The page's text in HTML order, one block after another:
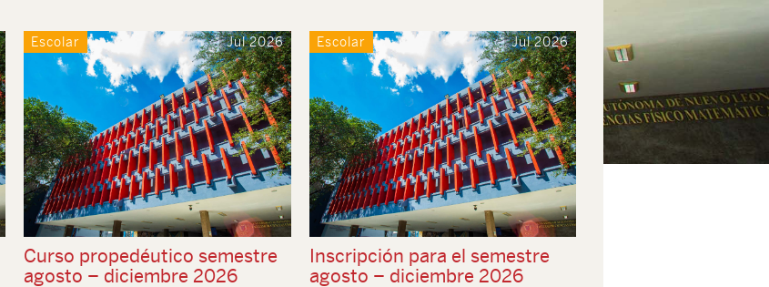
Escolar Jul 2026
Curso propedéutico semestre
agosto – diciembre 2026
Escolar Jul 2026
Inscripción para el semestre
agosto – diciembre 2026